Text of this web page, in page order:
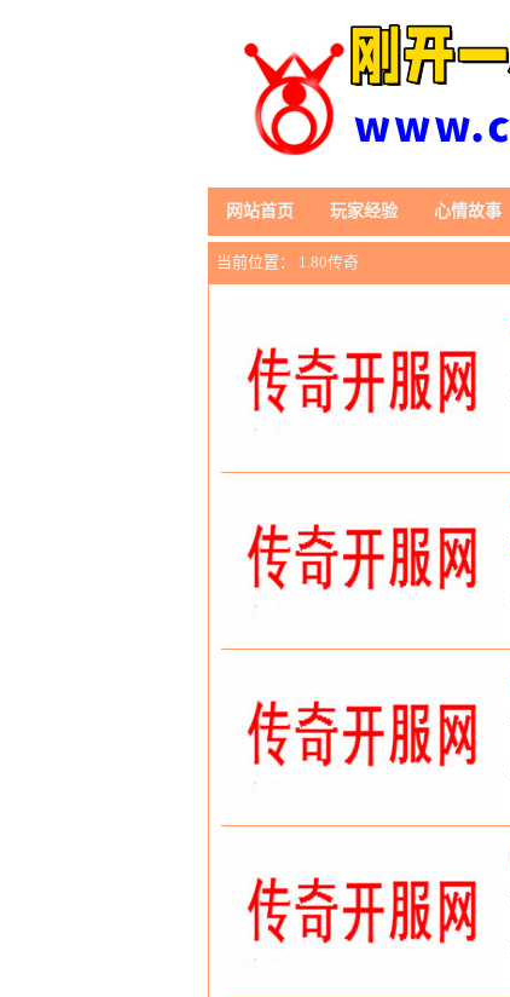
网站首页 玩家经验 心情故事
当前位置： 1.80传奇